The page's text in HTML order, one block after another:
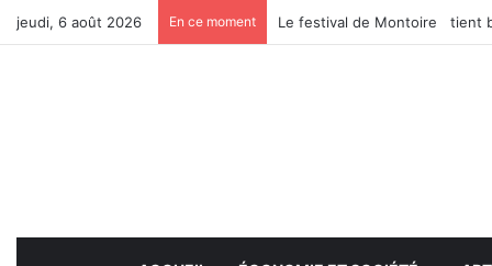
jeudi, 6 août 2026 En ce moment Le festival de Montoire tient